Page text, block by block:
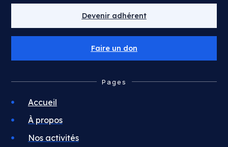
Devenir adhérent
Faire un don
Pages
Accueil
À propos
Nos activités